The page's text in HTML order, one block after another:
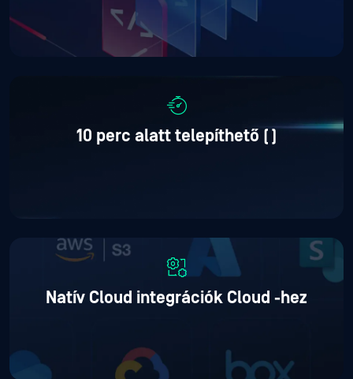
10 perc alatt telepíthető ( )
Natív Cloud integrációk Cloud -hez